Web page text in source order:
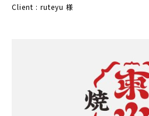
Client : ruteyu 様